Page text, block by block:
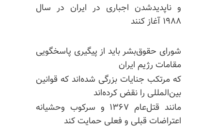
و ناپدیدشدن اجباری در ایران در سال
۱۹۸۸ آغاز کنند
شورای حقوق‌بشر باید از پیگیری پاسخگویی
مقامات رژیم ایران
که مرتکب جنایات بزرگی شده‌اند که قوانین
بین‌المللی را نقض کرده‌اند
مانند قتل‌عام ۱۳۶۷ و سرکوب وحشیانه
اعتراضات قبلی و فعلی حمایت کند